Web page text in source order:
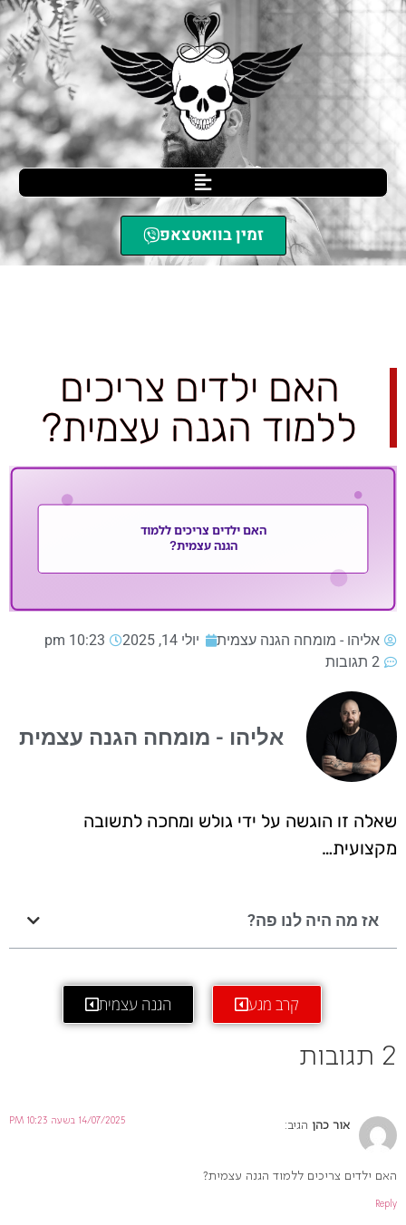
זמין בוואטצאפ
האם ילדים צריכים
ללמוד הגנה עצמית?
אליהו - מומחה הגנה עצמית יולי 14, 2025
10:23 pm
2 תגובות
אליהו - מומחה הגנה עצמית
שאלה זו הוגשה על ידי גולש ומחכה לתשובה
מקצועית…
אז מה היה לנו פה?
קרב מגע הגנה עצמית
2 תגובות
אור כהן הגיב: 14/07/2025 בשעה 10:23 PM
האם ילדים צריכים ללמוד הגנה עצמית?
Reply